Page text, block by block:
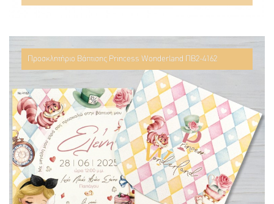
Προσκλητήριο Βάπτισης Princess Wonderland ΠΒ2-4162